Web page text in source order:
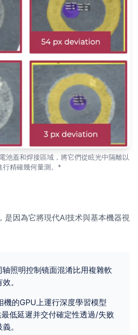
池蓋和焊接區域，將它們從眩光中隔離以
行精確幾何量測。*
是因為它將現代AI技术與基本機器視
轴照明控制镜面混淆比用複雜軟
。
機的GPU上運行深度學習模型
最低延遲并交付確定性透過/失败
。